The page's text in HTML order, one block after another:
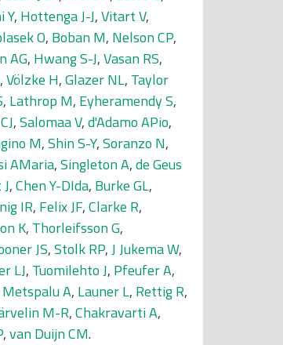
Y, Hottenga J-J,Vitart V,
O, Boban M, Nelson CP,
AG, Hwang S-J,Vasan RS,
,Völzke H,Glazer NL, Taylor
, Lathrop M, Eyheramendy S,
,Salomaa V,d'Adamo APio,
M,Shin S-Y,Soranzo N,
AMaria,Singleton A,de Geus
,Chen Y-DIda, Burke GL,
IR, Felix JF,Clarke R,
K, Thorleifsson G,
JS,Stolk RP,J Jukema W,
LJ, Tuomilehto J, Pfeufer A,
Metspalu A, Launer L, Rettig R,
M-R,Chakravarti A,
,van Duijn CM.